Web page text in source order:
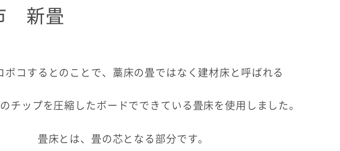
新畳
ボコするとのことで、藁床の畳ではなく建材床と呼ばれる
チップを圧縮したボードでできている畳床を使用しました。
畳床とは、畳の芯となる部分です。